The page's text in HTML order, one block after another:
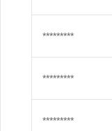
*********
*********
*********